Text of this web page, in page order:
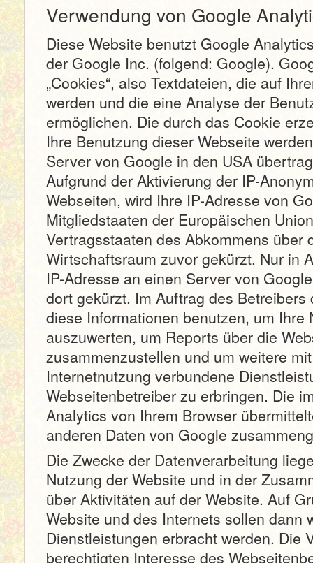
Verwendung von Google
Diese Website benutzt Google
der Google Inc. (folgend: Google).
„Cookies“, also Textdateien, die auf
werden und die eine Analyse der
ermöglichen. Die durch das Cookie
Ihre Benutzung dieser Webseite
Server von Google in den USA
Aufgrund der Aktivierung der IP-
Webseiten, wird Ihre IP-Adresse von
Mitgliedstaaten der Europäischen
Vertragsstaaten des Abkommens über
Wirtschaftsraum zuvor gekürzt. Nur in
IP-Adresse an einen Server von
dort gekürzt. Im Auftrag des
diese Informationen benutzen, um Ihre
auszuwerten, um Reports über die
zusammenzustellen und um weitere
Internetnutzung verbundene
Webseitenbetreiber zu erbringen. Die
Analytics von Ihrem Browser
anderen Daten von Google
Die Zwecke der Datenverarbeitung
Nutzung der Website und in der
über Aktivitäten auf der Website. Auf
Website und des Internets sollen dann
Dienstleistungen erbracht werden. Die
berechtigten Interesse des